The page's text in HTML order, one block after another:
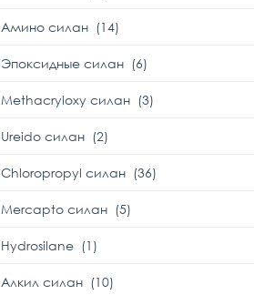
Амино силан (14)
Эпоксидные силан (6)
Methacryloxy силан (3)
Ureido силан (2)
Chloropropyl силан (36)
Mercapto силан (5)
Hydrosilane (1)
Алкил силан (10)